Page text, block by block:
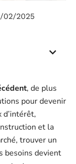
02/2025
, de plus
pour devenir
d’intérêt,
et la
trouver un
besoins devient